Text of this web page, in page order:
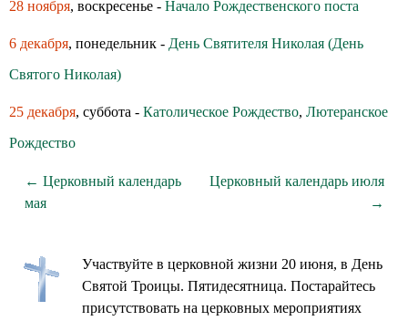
28 ноября, воскресенье - Начало Рождественского поста
6 декабря, понедельник - День Святителя Николая (День
Святого Николая)
25 декабря, суббота - Католическое Рождество, Лютеранское
Рождество
← Церковный календарь
мая
Церковный календарь июля
→
Участвуйте в церковной жизни 20 июня, в День
Святой Троицы. Пятидесятница. Постарайтесь
присутствовать на церковных мероприятиях